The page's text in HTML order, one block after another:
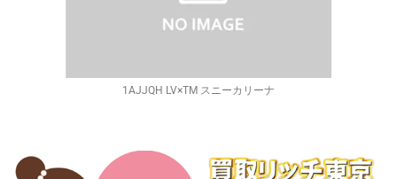
1AJJQH LV×TM スニーカリーナ